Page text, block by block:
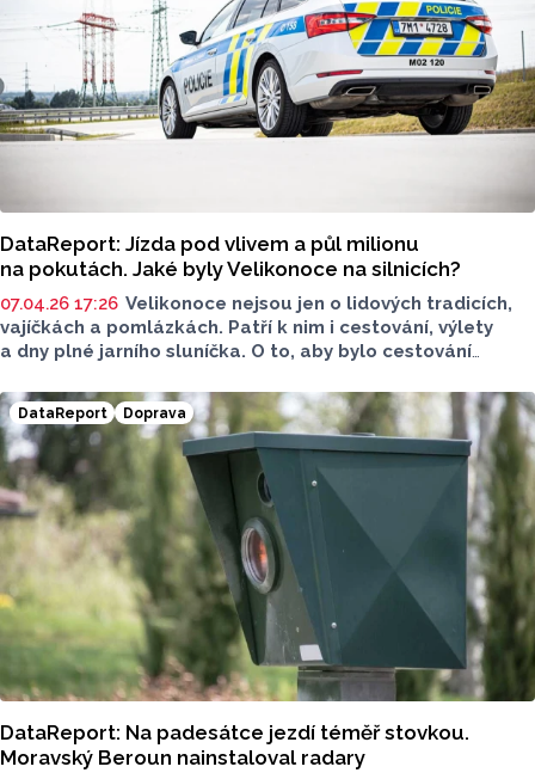
DataReport: Jízda pod vlivem a půl milionu
na pokutách. Jaké byly Velikonoce na silnicích?
07.04.26 17:26 Velikonoce nejsou jen o lidových tradicích,
vajíčkách a pomlázkách. Patří k nim i cestování, výlety
a dny plné jarního sluníčka. O to, aby bylo cestování
silnice kontrolovala. Zkontrolovala tisíce aut, řešila téměř
čtyři desítky dopravních nehod.
DataReport Doprava
DataReport: Na padesátce jezdí téměř stovkou.
Moravský Beroun nainstaloval radary